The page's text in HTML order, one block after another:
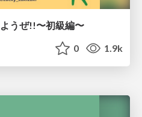
うぜ!!〜初級編〜
0 1.9k